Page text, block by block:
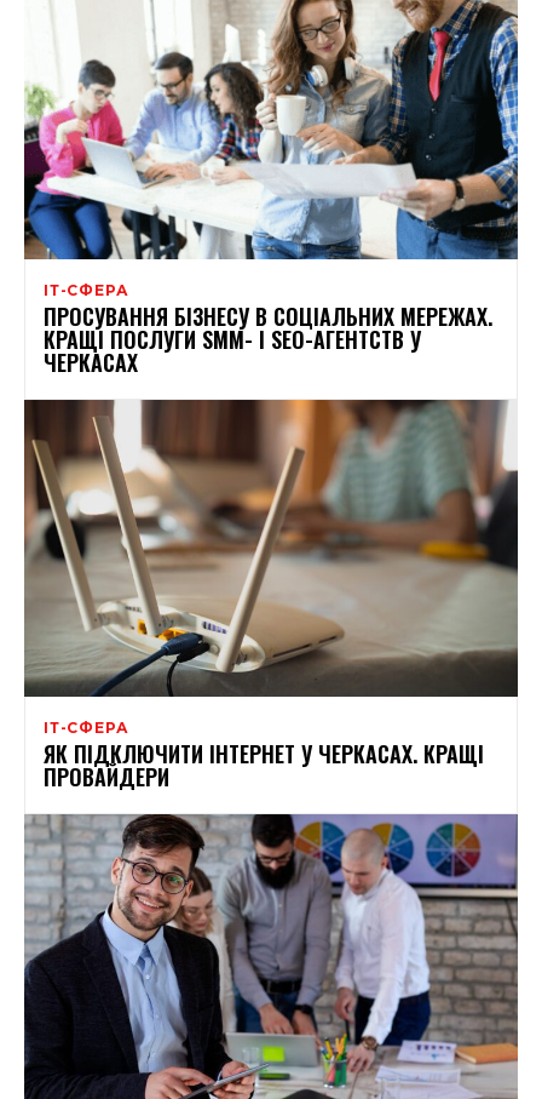
ІТ-СФЕРА
ПРОСУВАННЯ БІЗНЕСУ В СОЦІАЛЬНИХ МЕРЕЖАХ.
КРАЩІ ПОСЛУГИ SMM- І SEO-АГЕНТСТВ У
ЧЕРКАСАХ
ІТ-СФЕРА
ЯК ПІДКЛЮЧИТИ ІНТЕРНЕТ У ЧЕРКАСАХ. КРАЩІ
ПРОВАЙДЕРИ